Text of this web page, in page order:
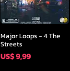
Snel overzicht
Major Loops - 4 The
Streets
Prijs
US$ 9,99